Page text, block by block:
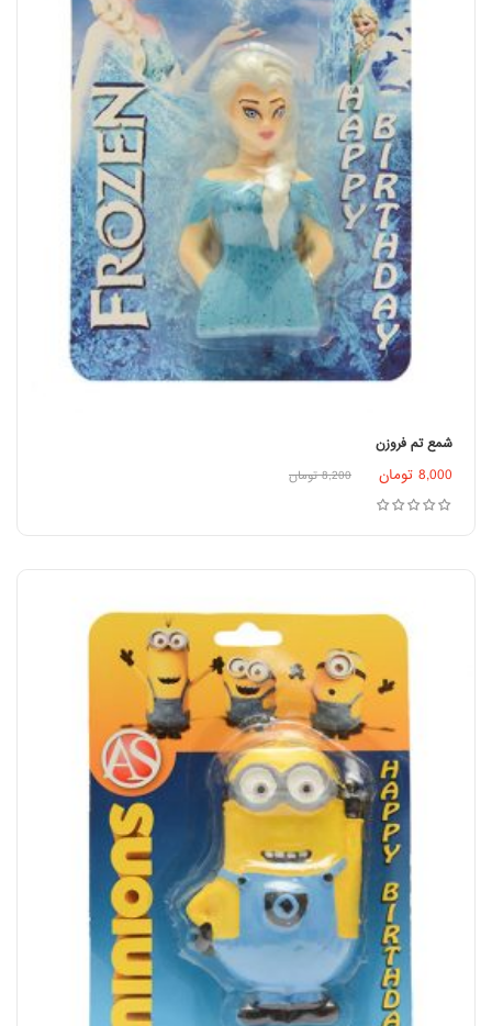
افزودن به سبد خرید
شمع تم فروزن
8,000 تومان 8,200 تومان